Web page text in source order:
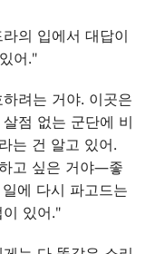
의 입에서 대답이
어."
려는 거야. 이곳은
점 없는 군단에 비
는 건 알고 있어.
고 싶은 거야—좋
에 다시 파고드는
있어."